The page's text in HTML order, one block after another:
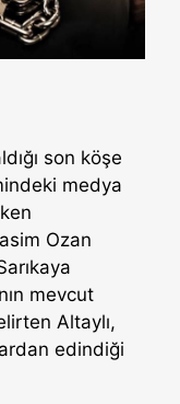
son köşe
medya
Ozan
mevcut
Altaylı,
edindiği